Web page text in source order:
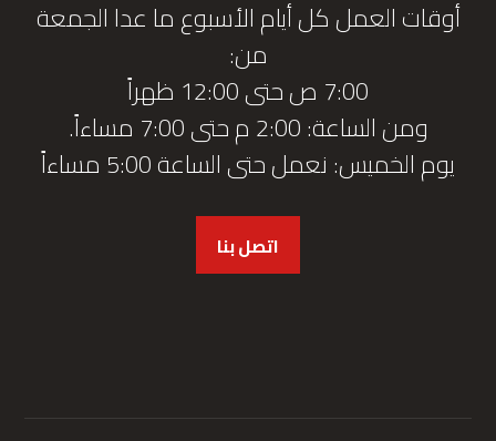
أوقات العمل كل أيام الأسبوع ما عدا الجمعة
من:
7:00 ص حتى 12:00 ظهراً
ومن الساعة: 2:00 م حتى 7:00 مساءاً.
يوم الخميس: نعمل حتى الساعة 5:00 مساءاً
اتصل بنا